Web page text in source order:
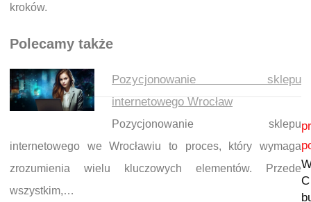
kroków.
Polecamy także
Pozycjonowanie sklepu
internetowego Wrocław
Pozycjonowanie sklepu
internetowego we Wrocławiu to proces, który wymaga
zrozumienia wielu kluczowych elementów. Przede
wszystkim,…
Nawigacja wpisu
C